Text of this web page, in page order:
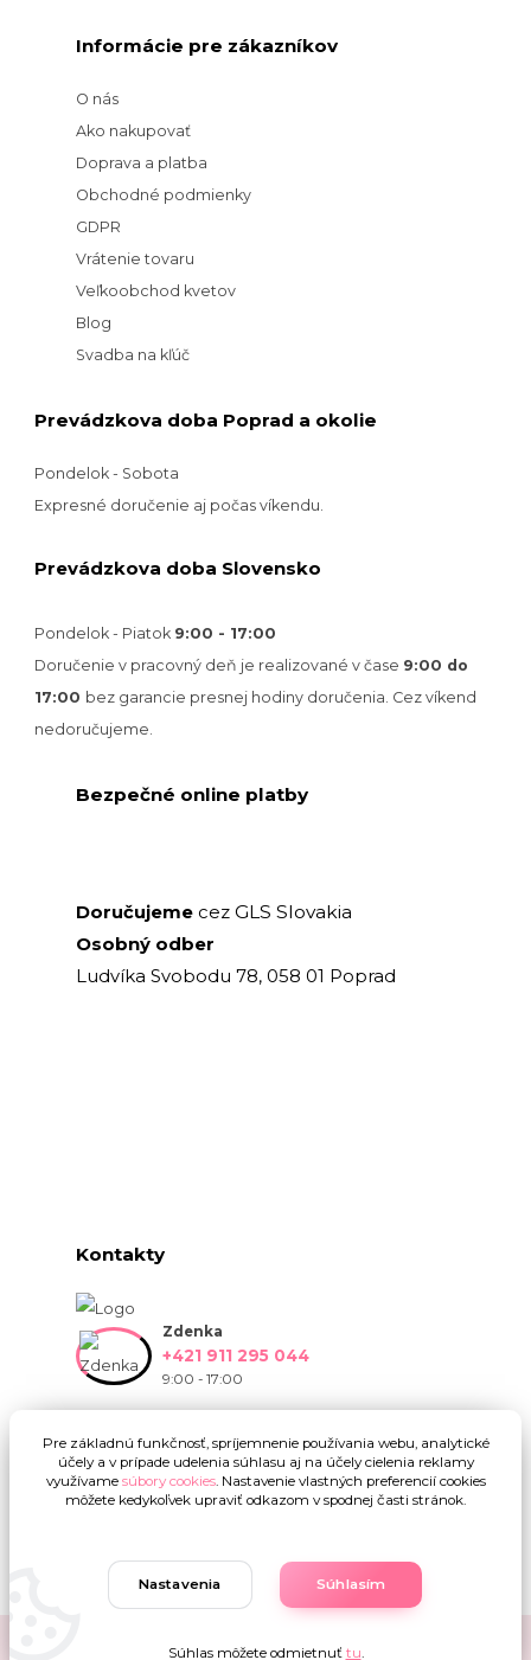
Informácie pre zákazníkov
O nás
Ako nakupovať
Doprava a platba
Obchodné podmienky
GDPR
Vrátenie tovaru
Veľkoobchod kvetov
Blog
Svadba na kľúč
Prevádzkova doba Poprad a okolie
Pondelok - Sobota
Expresné doručenie aj počas víkendu.
Prevádzkova doba Slovensko
Pondelok - Piatok 9:00 - 17:00
Doručenie v pracovný deň je realizované v čase 9:00 do
17:00 bez garancie presnej hodiny doručenia. Cez víkend
nedoručujeme.
Bezpečné online platby
Doručujeme cez GLS Slovakia
Osobný odber
Ludvíka Svobodu 78, 058 01 Poprad
Kontakty
Zdenka
+421 911 295 044
9:00 - 17:00
Upravit sběr cookies.
Copyright © 2019 - 2025 Onlinekvetinarstvo.sk
Pre základnú funkčnosť, spríjemnenie používania webu, analytické
účely a v prípade udelenia súhlasu aj na účely cielenia reklamy
využívame súbory cookies. Nastavenie vlastných preferencií cookies
môžete kedykoľvek upraviť odkazom v spodnej časti stránok.
Nastavenia Súhlasím
Súhlas môžete odmietnuť tu.